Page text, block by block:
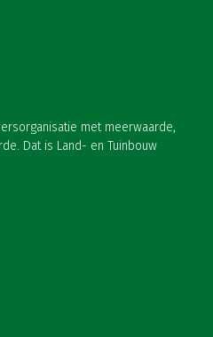
met meerwaarde,
Dat is Land- en Tuinbouw